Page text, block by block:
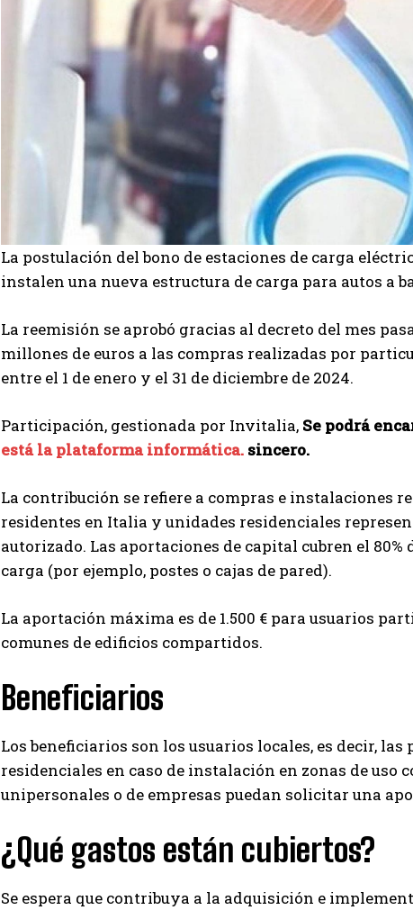
I've read and accept the
La postulación del bono de estaciones de carga
instalen una nueva estructura de carga para autos a
La reemisión se aprobó gracias al decreto del mes
millones de euros a las compras realizadas por
entre el 1 de enero y el 31 de diciembre de 2024.
Participación, gestionada por Invitalia, Se podrá
está la plataforma informática. sincero.
La contribución se refiere a compras e instalaciones
residentes en Italia y unidades residenciales
autorizado. Las aportaciones de capital cubren el
carga (por ejemplo, postes o cajas de pared).
La aportación máxima es de 1.500 € para usuarios
comunes de edificios compartidos.
Beneficiarios
Los beneficiarios son los usuarios locales, es decir,
residenciales en caso de instalación en zonas de uso
unipersonales o de empresas puedan solicitar una
¿Qué gastos están cubiertos?
Se espera que contribuya a la adquisición e